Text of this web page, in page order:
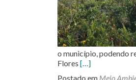
o município, podendo
Flores Leia
[…]
Postado em Meio